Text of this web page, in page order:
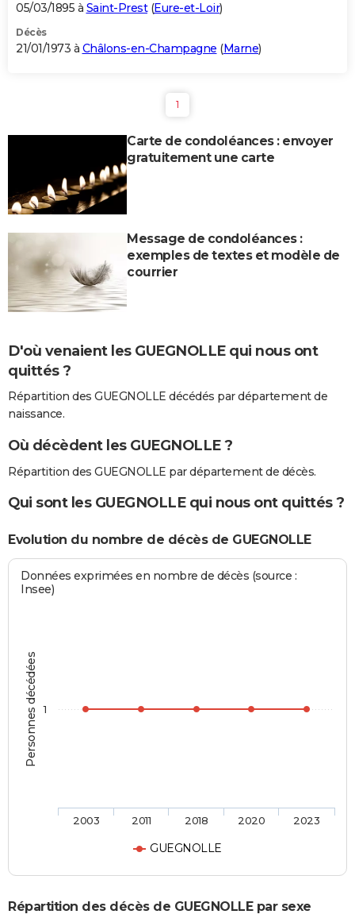
05/03/1895 à Saint-Prest(Eure-et-Loir)
Décès
21/01/1973 à Châlons-en-Champagne (Marne)
1
Carte de condoléances : envoyer
gratuitement une carte
Message de condoléances :
exemples de textes et modèle de
courrier
D'où venaient les GUEGNOLLE qui nous ont
quittés ?
Répartition des GUEGNOLLE décédés par département de
naissance.
Où décèdent les GUEGNOLLE ?
Répartition des GUEGNOLLE par département de décès.
Qui sont les GUEGNOLLE qui nous ont quittés ?
Evolution du nombre de décès de GUEGNOLLE
Personnes décédées
Données exprimées en nombre de décès (source :
Insee)
GUEGNOLLE
2003 2011 2018 2020 2023
1
Répartition des décès de GUEGNOLLE par sexe